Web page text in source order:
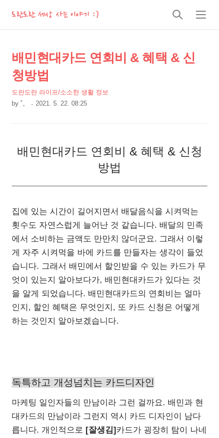
도란도란 세상 사는 이야기 :)
검
메
상
세
컨
텐
츠
본
문
제
목
배민현대카드 연회비 & 혜택 & 신
청방법
도란도란 라이프/소소한 생활 정보
by ˚。 2021. 5. 22. 08:25
배민현대카드 연회비 & 혜택 & 신청
방법
집에 있는 시간이 길어지면서 배달음식을 시켜먹는
횟수도 자연스럽게 늘어난 것 같습니다. 배달의 민족
에서 소비하는 금액도 만만치 않더군요. 그래서 이렇
게 자주 시켜먹을 바에 카드를 만들자는 생각이 들었
습니다. 그래서 배민에서 할인받을 수 있는 카드가 무
엇이 있는지 알아보다가, 배민현대카드가 있다는 것
을 알게 되었습니다. 배민현대카드의 연회비는 얼마
인지, 할인 혜택은 무엇인지, 또 카드 신청은 어떻게
하는 것인지 알아보겠습니다.
독특하고 개성넘치는 카드디자인
마케팅 일인자들의 만남이라 그런 걸까요. 배민과 현
대카드의 만남이라 그런지 역시 카드 디자인이 남다
릅니다. 개인적으로 [잘생김]카드가 굉장히 탐이 나네